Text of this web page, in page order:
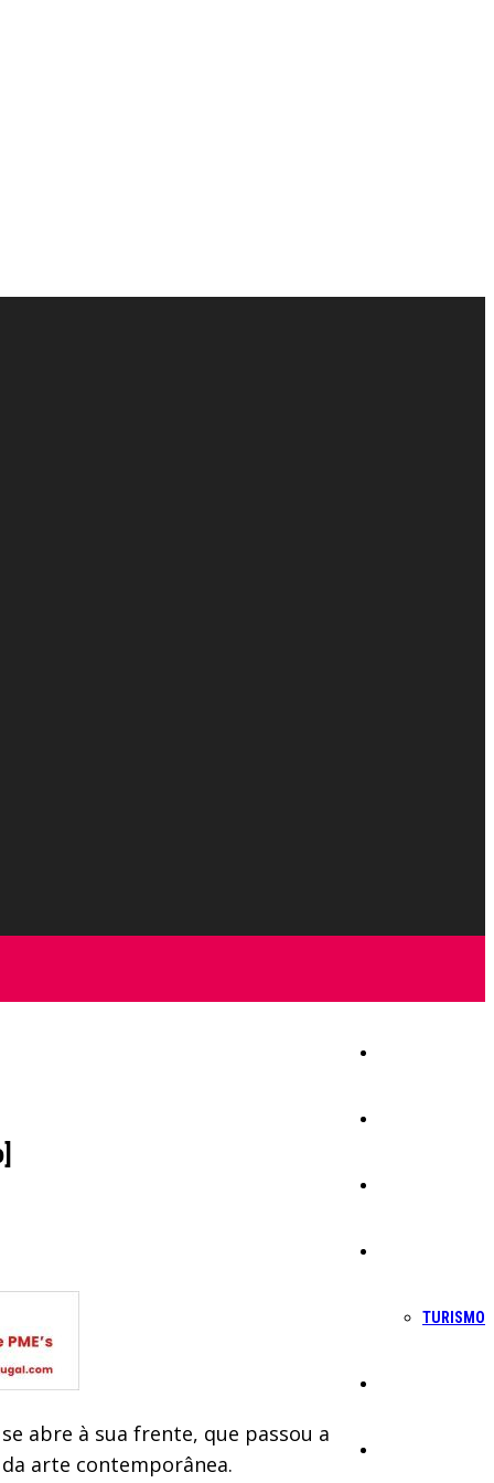
TURISMO
abre à sua frente, que passou a
arte contemporânea.